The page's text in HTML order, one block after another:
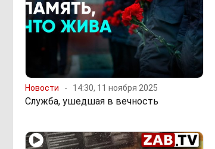
Новости 14:30, 11 ноября 2025
Служба, ушедшая в вечность